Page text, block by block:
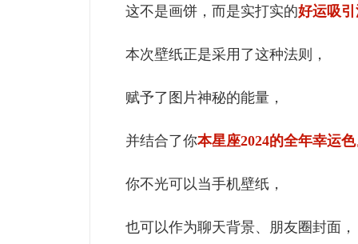
这不是画饼，而是实打实的好运吸引
本次壁纸正是采用了这种法则，
赋予了图片神秘的能量，
并结合了你本星座2024的全年幸运色
你不光可以当手机壁纸，
也可以作为聊天背景、朋友圈封面，